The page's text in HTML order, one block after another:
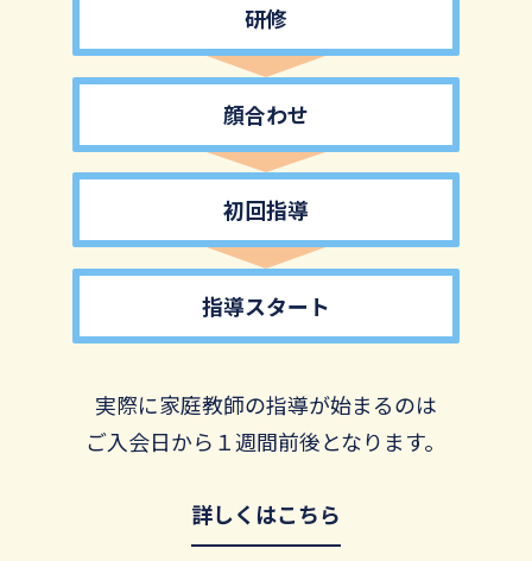
研修
顔合わせ
初回指導
指導スタート
実際に家庭教師の指導が始まるのは
ご入会日から１週間前後となります。
詳しくはこちら